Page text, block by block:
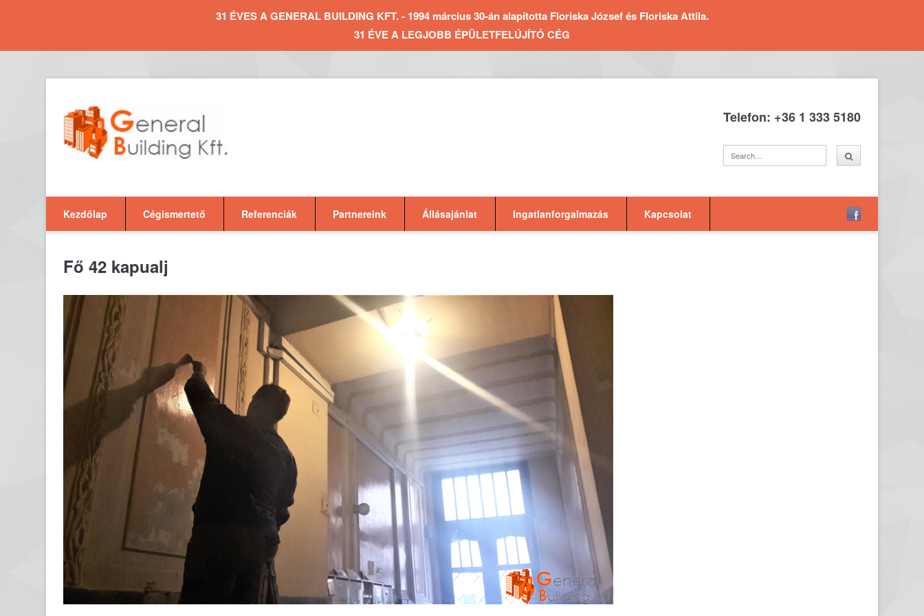
31 ÉVES A GENERAL BUILDING KFT. - 1994 március 30-án alapította Floriska József és Floriska Attila.
31 ÉVE A LEGJOBB ÉPÜLETFELÚJÍTÓ CÉG
Telefon: +36 1 333 5180
Kezdőlap Cégismertető Referenciák Partnereink Állásajánlat Ingatlanforgalmazás Kapcsolat
Fő 42 kapualj